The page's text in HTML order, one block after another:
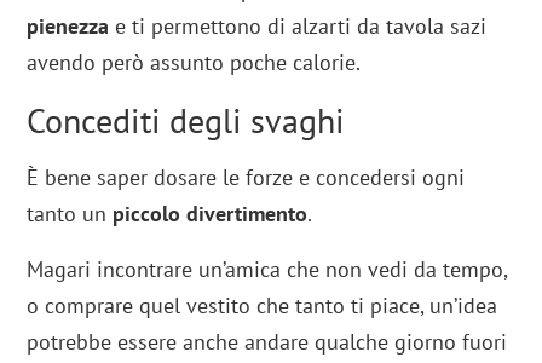
pienezza e ti permettono di alzarti da tavola sazi
avendo però assunto poche calorie.
Concediti degli svaghi
È bene saper dosare le forze e concedersi ogni
tanto un piccolo divertimento.
Magari incontrare un’amica che non vedi da tempo,
o comprare quel vestito che tanto ti piace, un’idea
potrebbe essere anche andare qualche giorno fuori